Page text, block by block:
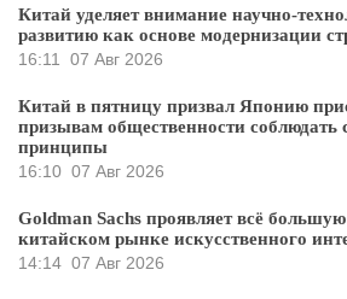
Китай уделяет внимание научно-
развитию как основе модернизации
16:11
07 Авг 2026
Китай в пятницу призвал Японию
призывам общественности соблюдать
принципы
16:10 07 Авг 2026
Goldman Sachs проявляет всё
китайском рынке искусственного
14:14 07 Авг 2026